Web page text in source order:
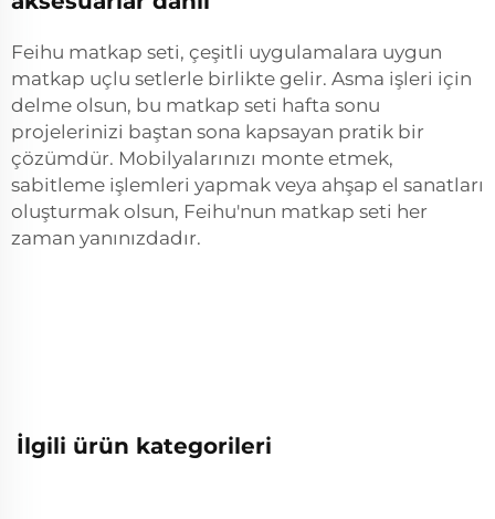
Feihu matkap seti, çeşitli uygulamalara uygun
matkap uçlu setlerle birlikte gelir. Asma işleri için
delme olsun, bu matkap seti hafta sonu
projelerinizi baştan sona kapsayan pratik bir
çözümdür. Mobilyalarınızı monte etmek,
sabitleme işlemleri yapmak veya ahşap el sanatları
oluşturmak olsun, Feihu'nun matkap seti her
zaman yanınızdadır.
İlgili ürün kategorileri